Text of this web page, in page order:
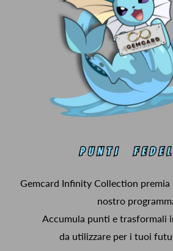
Gemcard Infinity Collection
nostro
Accumula punti e trasformali
da utilizzare per i tuoi